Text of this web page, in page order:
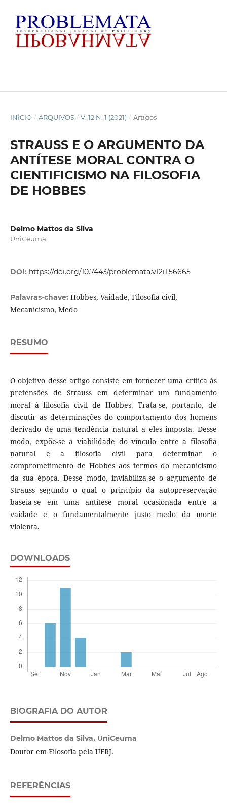
INÍCIO / ARQUIVOS / V. 12 N. 1 (2021) / Artigos
STRAUSS E O ARGUMENTO DA
ANTÍTESE MORAL CONTRA O
CIENTIFICISMO NA FILOSOFIA
DE HOBBES
Delmo Mattos da Silva
UniCeuma
DOI: https://doi.org/10.7443/problemata.v12i1.56665
Palavras-chave: Hobbes, Vaidade, Filosofia civil,
Mecanicismo, Medo
RESUMO
O objetivo desse artigo consiste em fornecer uma crítica às
pretensões de Strauss em determinar um fundamento
moral à filosofia civil de Hobbes. Trata-se, portanto, de
discutir as determinações do comportamento dos homens
derivado de uma tendência natural a eles imposta. Desse
modo, expõe-se a viabilidade do vínculo entre a filosofia
natural e a filosofia civil para determinar o
comprometimento de Hobbes aos termos do mecanicismo
da sua época. Desse modo, inviabiliza-se o argumento de
Strauss segundo o qual o princípio da autopreservação
baseia-se em uma antítese moral ocasionada entre a
vaidade e o fundamentalmente justo medo da morte
violenta.
DOWNLOADS
BIOGRAFIA DO AUTOR
Delmo Mattos da Silva, UniCeuma
Doutor em Filosofia pela UFRJ.
REFERÊNCIAS